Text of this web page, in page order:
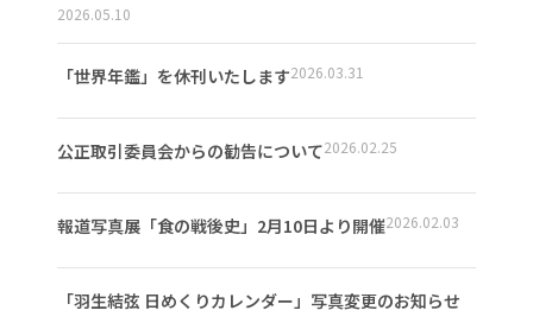
2026.05.10
「世界年鑑」を休刊いたします2026.03.31
公正取引委員会からの勧告について2026.02.25
報道写真展「食の戦後史」2月10日より開催2026.02.03
「羽生結弦 日めくりカレンダー」写真変更のお知らせ